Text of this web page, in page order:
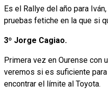
Es el Rallye del año para
pruebas fetiche en la que si
3º Jorge Cagiao.
Primera vez en Ourense con
veremos si es suficiente para
encontrar el límite al Toyota.